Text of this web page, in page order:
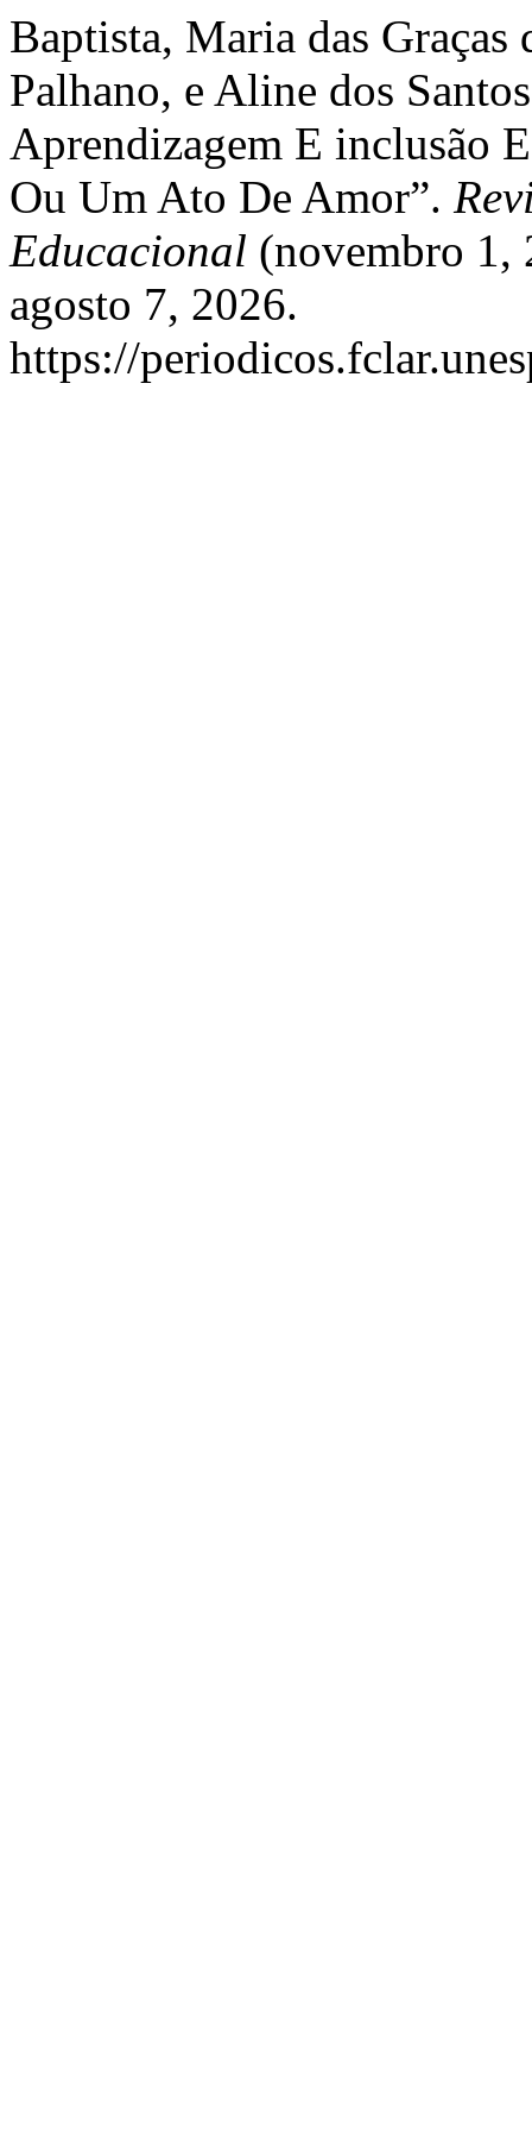
Baptista, Maria das
Palhano, e Aline dos
Aprendizagem E inclusão
Ou Um Ato De Amor”.
Educacional (novembro 1,
agosto 7, 2026.
https://